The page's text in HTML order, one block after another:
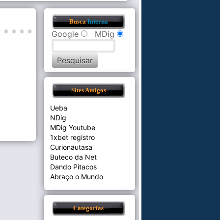
BuscaInterna
Google MDig
Sites Amigos
Ueba
NDig
MDig Youtube
1xbet registro
Curionautasa
Buteco da Net
Dando Pitacos
Abraço o Mundo
Categorias